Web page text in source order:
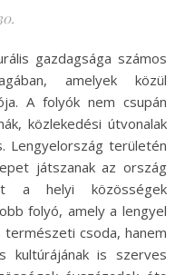
amelyek közül
A folyók nem csupán
közlekedési útvonalak
Lengyelország területén
játszanak az ország
a helyi közösségek
folyó, amely a lengyel
csoda, hanem
kultúrájának is szerves